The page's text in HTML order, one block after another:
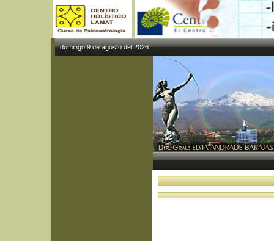
domingo 9 de agosto del 2026